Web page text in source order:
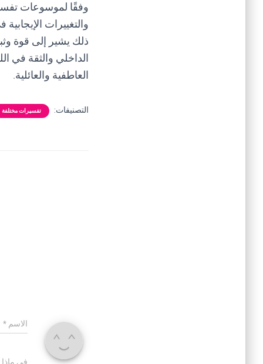
وفقًا لموسوعات
والتغييرات
ذلك يشير إلى قوة
الداخلي والثقة في
العاطفية والعائلية.
التصنيفات: تفسيرات مختلفة
الاسم *
في